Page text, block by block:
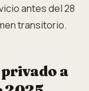
antes del 28
transitorio.
a